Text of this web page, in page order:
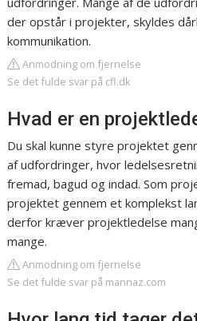
der opstår i projekter, skyldes
kommunikation.
Anmodning om fjernelse
Se det fulde svar på cfl.dk
Hvad er en
Du skal kunne styre projektet
af udfordringer, hvor
fremad, bagud og indad. Som
projektet gennem et komplekst
derfor kræver projektledelse
mange.
Anmodning om fjernelse
Se det fulde svar på mannaz.com